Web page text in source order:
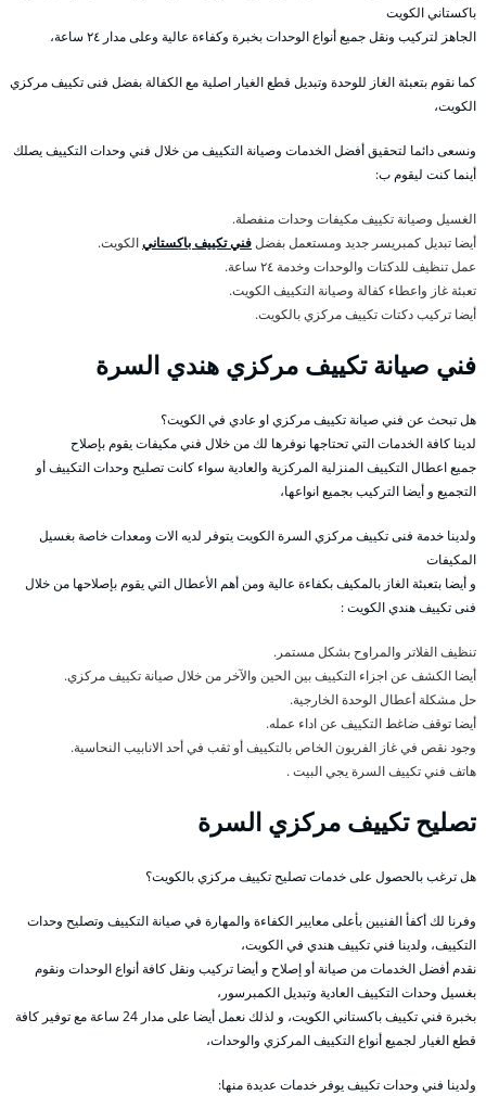
باكستاني الكويت
الجاهز لتركيب ونقل جميع أنواع الوحدات بخبرة وكفاءة عالية وعلى مدار ٢٤ ساعة،
كما نقوم بتعبئة الغاز للوحدة وتبديل قطع الغيار اصلية مع الكفالة بفضل فنى تكييف مركزي
الكويت،
ونسعى دائما لتحقيق أفضل الخدمات وصيانة التكييف من خلال فني وحدات التكييف يصلك
أينما كنت ليقوم ب:
الغسيل وصيانة تكييف مكيفات وحدات منفصلة.
أيضا تبديل كمبريسر جديد ومستعمل بفضلفني تكييف باكستانيالكويت.
عمل تنظيف للدكتات والوحدات وخدمة ٢٤ ساعة.
تعبئة غاز واعطاء كفالة وصيانة التكييف الكويت.
أيضا تركيب دكتات تكييف مركزي بالكويت.
فني صيانة تكييف مركزي هندي السرة
هل تبحث عن فني صيانة تكييف مركزي او عادي في الكويت؟
لدينا كافة الخدمات التي تحتاجها نوفرها لك من خلال فني مكيفات يقوم بإصلاح
جميع اعطال التكييف المنزلية المركزية والعادية سواء كانت تصليح وحدات التكييف أو
التجميع و أيضا التركيب بجميع انواعها،
ولدينا خدمة فنى تكييف مركزي السرة الكويت يتوفر لديه الات ومعدات خاصة بغسيل
المكيفات
و أيضا بتعبئة الغاز بالمكيف بكفاءة عالية ومن أهم الأعطال التي يقوم بإصلاحها من خلال
فنى تكييف هندي الكويت :
تنظيف الفلاتر والمراوح بشكل مستمر.
أيضا الكشف عن اجزاء التكييف بين الحين والآخر من خلال صيانة تكييف مركزي.
حل مشكلة أعطال الوحدة الخارجية.
أيضا توقف ضاغط التكييف عن اداء عمله.
وجود نقص في غاز الفريون الخاص بالتكييف أو ثقب في أحد الانابيب النحاسية.
هاتف فني تكييف السرة يجي البيت .
تصليح تكييف مركزي السرة
هل ترغب بالحصول على خدمات تصليح تكييف مركزي بالكويت؟
وفرنا لك أكفأ الفنيين بأعلى معايير الكفاءة والمهارة في صيانة التكييف وتصليح وحدات
التكييف، ولدينا فني تكييف هندي في الكويت،
نقدم أفضل الخدمات من صيانة أو إصلاح و أيضا تركيب ونقل كافة أنواع الوحدات ونقوم
بغسيل وحدات التكييف العادية وتبديل الكمبرسور،
بخبرة فني تكييف باكستاني الكويت، و لذلك نعمل أيضا على مدار 24 ساعة مع توفير كافة
قطع الغيار لجميع أنواع التكييف المركزي والوحدات،
ولدينا فني وحدات تكييف يوفر خدمات عديدة منها: